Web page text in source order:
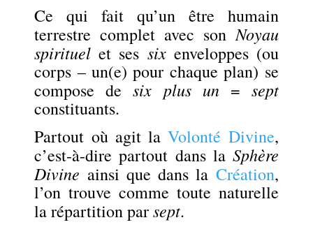
Ce qui fait qu’un être humain
terrestre complet avec sonNoyau
spirituel et ses sixenveloppes (ou
corps – un(e) pour chaque plan) se
compose desix plus un= sept
constituants.
Partout où agit laVolonté Divine,
c’est-à-dire partout dans la Sphère
Divine ainsi que dans la Création,
l’on trouve comme toute naturelle
la répartition parsept.